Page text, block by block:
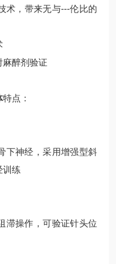
术，带来无与---伦比的
麻醉剂验证
特点：
下神经，采用增强型斜
训练
滞操作，可验证针头位